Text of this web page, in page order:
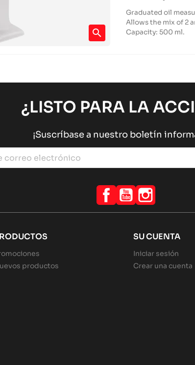
search
Graduated oil
Allows the mix of 2
Capacity: 500 ml.
¿LISTO PARA LA
¡Suscríbase a nuestro boletín
Facebook
YouTube
productos
SU CUENTA
Iniciar sesión
Crear una cuenta